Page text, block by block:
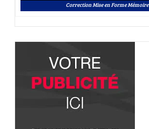
Correction Mise en Forme Mémoire